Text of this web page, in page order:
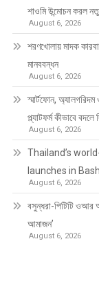
শাওমি উন্মোচন করল
August 6, 2026
শরণখোলায় মাদক
মানববন্ধন
August 6, 2026
স্মার্টফোন,
প্ল্যাটফর্ম কীভাবে বদলে
August 6, 2026
Thailand’s
launches in
August 6, 2026
বসুন্ধরা-পিটিটি ওআর
আমাজন’
August 6, 2026